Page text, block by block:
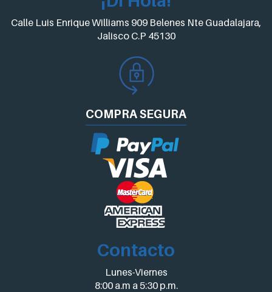
Calle Luis Enrique Williams 909 Belenes Nte Guadalajara,
Jalisco C.P 45130
COMPRASEGURA
Contacto
Lunes-Viernes
8:00 a.m a 5:30 p.m.